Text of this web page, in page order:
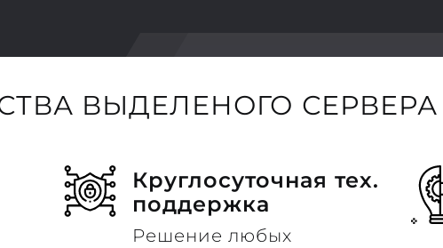
ВЫДЕЛЕНОГО СЕРВЕРА
Круглосуточная тех.
поддержка
Решение любых